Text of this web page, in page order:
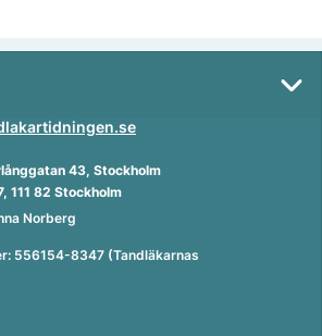
43, Stockholm
111 82 Stockholm
Norberg
556154-8347 (Tandläkarnas